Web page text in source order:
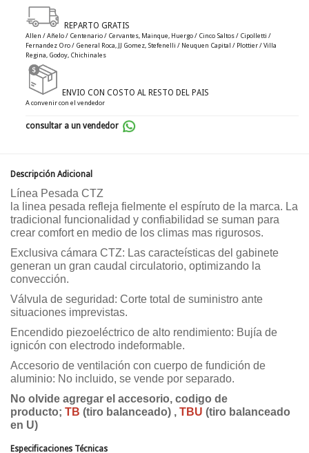
REPARTO GRATIS
Allen / Añelo / Centenario / Cervantes, Mainque, Huergo / Cinco Saltos / Cipolletti /
Fernandez Oro / General Roca, JJ Gomez, Stefenelli / Neuquen Capital / Plottier / Villa
Regina, Godoy, Chichinales
ENVIO CON COSTO AL RESTO DEL PAIS
A convenir con el vendedor
consultar a un vendedor
Descripción Adicional
Línea Pesada CTZ
la linea pesada refleja fielmente el espíruto de la marca. La
tradicional funcionalidad y confiabilidad se suman para
crear comfort en medio de los climas mas rigurosos.
Exclusiva cámara CTZ: Las caracteísticas del gabinete
generan un gran caudal circulatorio, optimizando la
convección.
Válvula de seguridad: Corte total de suministro ante
situaciones imprevistas.
Encendido piezoeléctrico de alto rendimiento: Bujía de
ignicón con electrodo indeformable.
Accesorio de ventilación con cuerpo de fundición de
aluminio: No incluido, se vende por separado.
No olvide agregar el accesorio, codigo de
producto; TB (tiro balanceado) , TBU (tiro balanceado
en U)
Especificaciones Técnicas